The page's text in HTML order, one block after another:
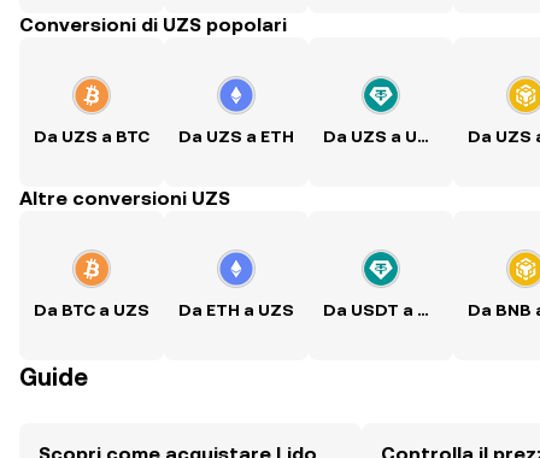
Conversioni di UZS popolari
Da UZS a BTC Da UZS a ETH Da UZS a USDT
Altre conversioni UZS
Da BTC a UZS Da ETH a UZS Da USDT a UZS
Guide